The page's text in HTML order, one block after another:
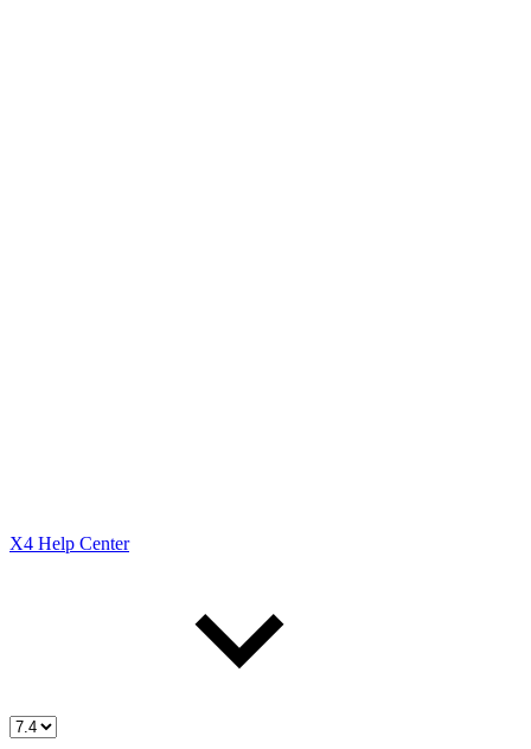
X4 Help Center